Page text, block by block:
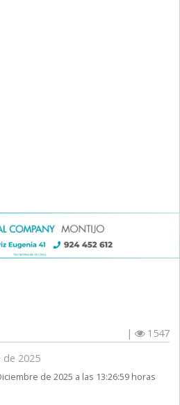
|
1547
de 2025
de 2025 a las 13:26:59 horas